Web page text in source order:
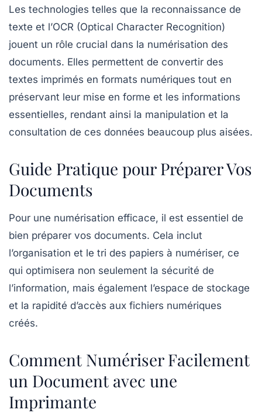
Les technologies telles que la reconnaissance de
texte et l’OCR (Optical Character Recognition)
jouent un rôle crucial dans la numérisation des
documents. Elles permettent de convertir des
textes imprimés en formats numériques tout en
préservant leur mise en forme et les informations
essentielles, rendant ainsi la manipulation et la
consultation de ces données beaucoup plus aisées.
Guide Pratique pour Préparer Vos
Documents
Pour une numérisation efficace, il est essentiel de
bien préparer vos documents. Cela inclut
l’organisation et le tri des papiers à numériser, ce
qui optimisera non seulement la sécurité de
l’information, mais également l’espace de stockage
et la rapidité d’accès aux fichiers numériques
créés.
Comment Numériser Facilement
un Document avec une
Imprimante